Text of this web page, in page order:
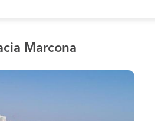
Marcona